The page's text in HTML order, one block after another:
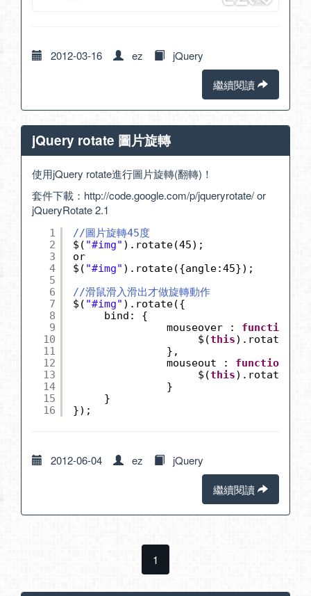
2012-03-16 ez
jQuery
繼續閱讀
jQuery rotate 圖片旋轉
使用jQuery rotate進行圖片旋轉(翻轉)！
套件下載： http://code.google.com/p/jqueryrotate/or
jQueryRotate 2.1
1
2
3
4
5
6
7
8
9
10
11
12
13
14
15
16
//圖片旋轉45度
$( "#img" ).rotate(45);
or
$( "#img" ).rotate({angle:45});
//滑鼠滑入滑出才做旋轉動作
$( "#img" ).rotate({
bind: {
mouseover : function
$(this
},
mouseout : function
$(this
}
}
});
2012-06-04 ez
jQuery
繼續閱讀
1